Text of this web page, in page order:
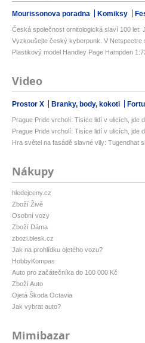
Mourissonova poradna Komiksy
Česká společnost ornitologická slaví 100 let:
Vyzkoušejte český kyberpunk. V Netspectre
Plastikový model Handley Page Hampden
Video
Prostor X Branky, body, kokoti
Prague Pride vrcholí: Tisíce lidí v ulicích, jde
Prague Pride vrcholí: Tisíce lidí v ulicích, jde
Hra světel na fasádě slavné vily: Tugendhat
Nákupy
hledejceny.cz
Zboží Živě
Osobní vozy
Zboží Dáma
zbozi.blesk.cz
Jak na prohlídku ojetého vozu?
HobbyKompas
Auto pro začátečníka do 100 000 Kč
Zboží Auto
Ojetá Škoda Octavia
Jak vybrat auto?
Mimibazar